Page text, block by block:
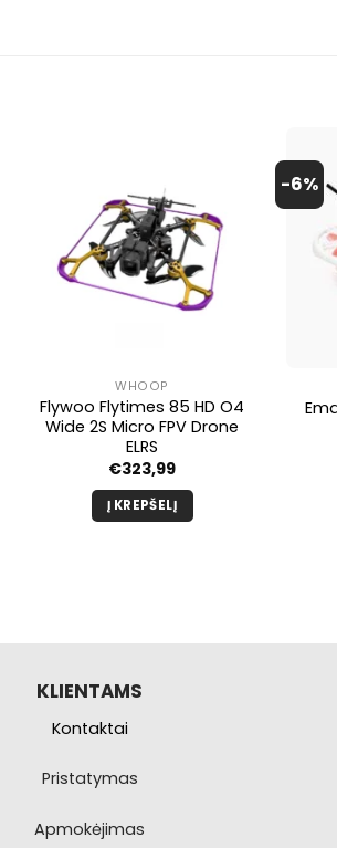
WHOOP
Flywoo Flytimes 85 HD O4
Wide 2S Micro FPV Drone
ELRS
€323,99
Į KREPŠELĮ
-6%
KLIENTAMS
Kontaktai
Pristatymas
Apmokėjimas